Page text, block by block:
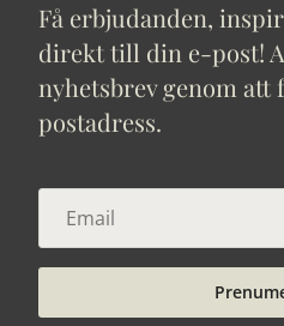
Få erbjudanden,
direkt till din e-post!
nyhetsbrev genom
postadress.